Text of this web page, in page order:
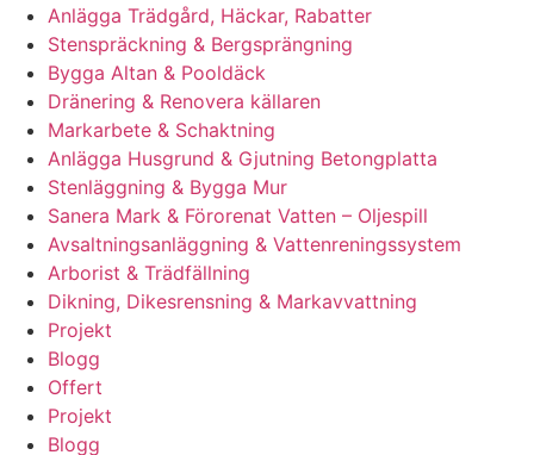
Anlägga Trädgård, Häckar, Rabatter
Stenspräckning & Bergsprängning
Bygga Altan & Pooldäck
Dränering & Renovera källaren
Markarbete & Schaktning
Anlägga Husgrund & Gjutning Betongplatta
Stenläggning & Bygga Mur
Sanera Mark & Förorenat Vatten – Oljespill
Avsaltningsanläggning & Vattenreningssystem
Arborist & Trädfällning
Dikning, Dikesrensning & Markavvattning
Projekt
Blogg
Offert
Projekt
Blogg